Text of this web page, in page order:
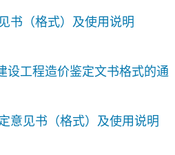
书（格式）及使用说明
意见书（格式）及使用说明